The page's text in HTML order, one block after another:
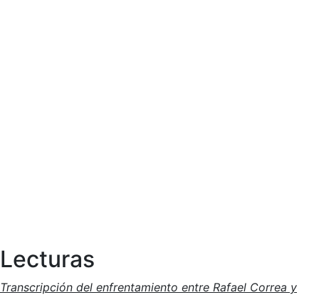
Lecturas
Transcripción del enfrentamiento entre Rafael Correa y